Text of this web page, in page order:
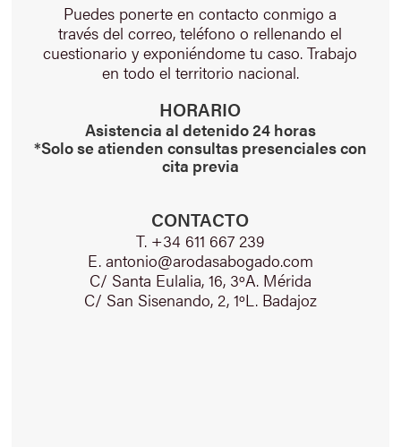
Puedes ponerte en contacto conmigo a
través del correo, teléfono o rellenando el
cuestionario y exponiéndome tu caso. Trabajo
en todo el territorio nacional.
HORARIO
Asistencia al detenido 24 horas
*Solo se atienden consultas presenciales con
cita previa
CONTACTO
T. +34 611 667 239
E. antonio@arodasabogado.com
C/ Santa Eulalia, 16, 3ºA. Mérida
C/ San Sisenando, 2, 1ºL. Badajoz